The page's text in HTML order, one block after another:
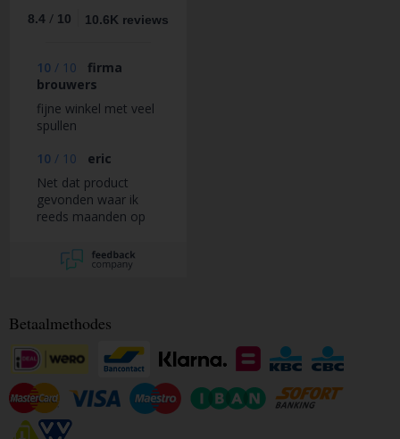
8.4 / 10 10.6K reviews
10 / 10
firma
brouwers
fijne winkel met veel
spullen
10 / 10
eric
Net dat product
gevonden waar ik
reeds maanden op
Betaalmethodes